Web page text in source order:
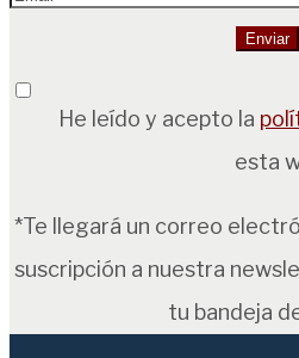
He leído y acepto la
esta
*Te llegará un correo
suscripción a nuestra
tu bandeja